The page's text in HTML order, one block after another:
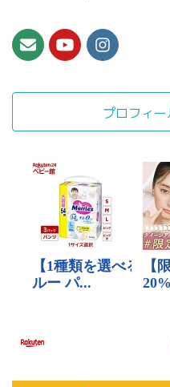
プロフィ